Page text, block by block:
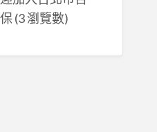
(3 瀏覽數)